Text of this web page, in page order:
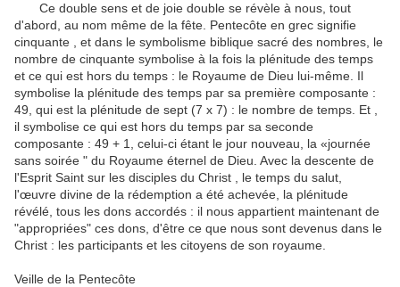
Ce double sens et de joie double se révèle à nous, tout
d'abord, au nom même de la fête. Pentecôte en grec signifie
cinquante , et dans le symbolisme biblique sacré des nombres, le
nombre de cinquante symbolise à la fois la plénitude des temps
et ce qui est hors du temps : le Royaume de Dieu lui-même. Il
symbolise la plénitude des temps par sa première composante :
49, qui est la plénitude de sept (7 x 7) : le nombre de temps. Et ,
il symbolise ce qui est hors du temps par sa seconde
composante : 49 + 1, celui-ci étant le jour nouveau, la «journée
sans soirée " du Royaume éternel de Dieu. Avec la descente de
l'Esprit Saint sur les disciples du Christ , le temps du salut,
l'œuvre divine de la rédemption a été achevée, la plénitude
révélé, tous les dons accordés : il nous appartient maintenant de
"appropriées" ces dons, d'être ce que nous sont devenus dans le
Christ : les participants et les citoyens de son royaume.
Veille de la Pentecôte